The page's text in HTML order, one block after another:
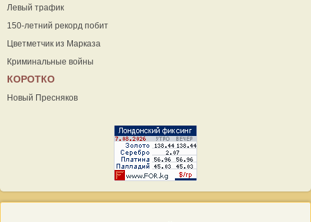
Левый трафик
150-летний рекорд побит
Цветметчик из Марказа
Криминальные войны
КОРОТКО
Новый Пресняков